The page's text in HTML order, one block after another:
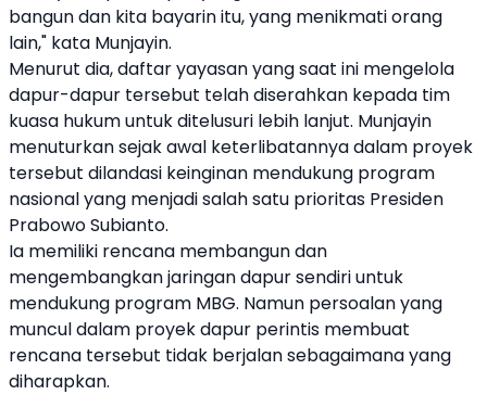
bangun dan kita bayarin itu, yang menikmati orang
lain," kata Munjayin.
Menurut dia, daftar yayasan yang saat ini mengelola
dapur-dapur tersebut telah diserahkan kepada tim
kuasa hukum untuk ditelusuri lebih lanjut. Munjayin
menuturkan sejak awal keterlibatannya dalam proyek
tersebut dilandasi keinginan mendukung program
nasional yang menjadi salah satu prioritas Presiden
Prabowo Subianto.
Ia memiliki rencana membangun dan
mengembangkan jaringan dapur sendiri untuk
mendukung program MBG. Namun persoalan yang
muncul dalam proyek dapur perintis membuat
rencana tersebut tidak berjalan sebagaimana yang
diharapkan.